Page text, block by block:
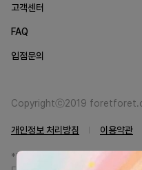
고객센터
FAQ
입점문의
Copyrightⓒ2019
개인정보 처리방침 이용약관
*FORETFORET에서는 브랜드 본